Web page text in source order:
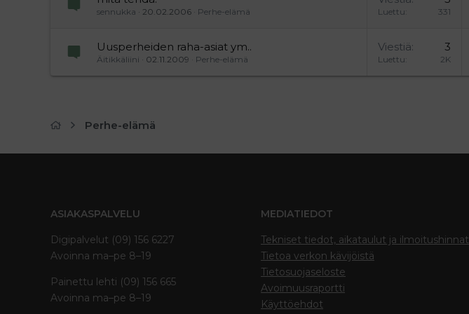
sennukka 20.02.2006 Perhe-elämä Luettu 331
Uusperheiden raha-asiat ym..
Äitikkäliini 02.11.2009 Perhe-elämä
Viestiä 3
Luettu 2K
Perhe-elämä
ASIAKASPALVELU
Digipalvelut (09) 156 6227
Avoinna ma–pe 8–19
Painettu lehti (09) 156 665
Avoinna ma–pe 8–19
MEDIATIEDOT
Tekniset tiedot, aikataulut ja ilmoitushinnat
Tietoa verkon kävijöistä
Tietosuojaseloste
Avoimuusraportti
Käyttöehdot